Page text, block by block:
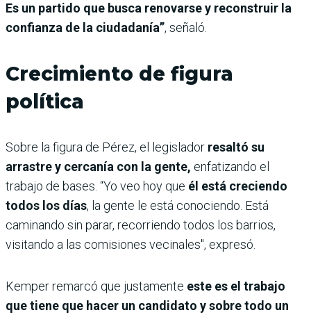
Es un partido que busca renovarse y reconstruir la
confianza de la ciudadanía”, señaló.
Crecimiento de figura
política
Sobre la figura de Pérez, el legislador resaltó su
arrastre y cercanía con la gente, enfatizando el
trabajo de bases. “Yo veo hoy que él está creciendo
todos los días, la gente le está conociendo. Está
caminando sin parar, recorriendo todos los barrios,
visitando a las comisiones vecinales", expresó.
Kemper remarcó que justamente este es el trabajo
que tiene que hacer un candidato y sobre todo un